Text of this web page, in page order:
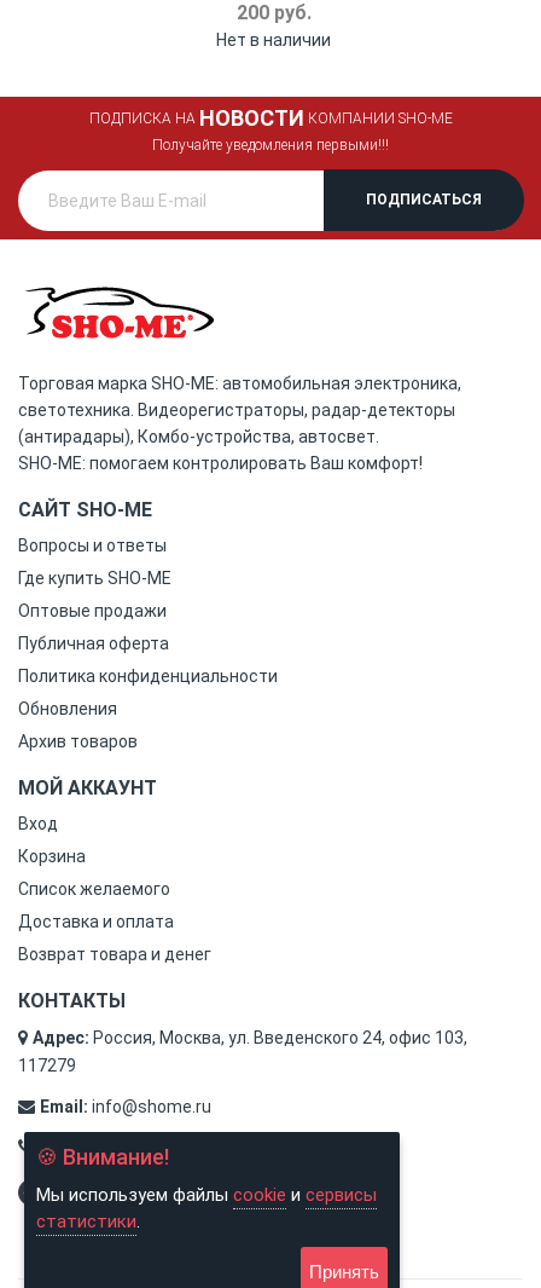
🍪 Внимание!
Мы используем файлы cookie и сервисы
статистики.
Принять
200 руб.
Нет в наличии
ПОДПИСКА НА НОВОСТИ КОМПАНИИ SHO-ME
Получайте уведомления первыми!!!
Торговая марка SHO-ME: автомобильная электроника,
светотехника. Видеорегистраторы, радар-детекторы
(антирадары), Комбо-устройства, автосвет.
SHO-ME: помогаем контролировать Ваш комфорт!
САЙТ SHO-ME
Вопросы и ответы
Где купить SHO-ME
Оптовые продажи
Публичная оферта
Политика конфиденциальности
Обновления
Архив товаров
МОЙ АККАУНТ
Вход
Корзина
Список желаемого
Доставка и оплата
Возврат товара и денег
КОНТАКТЫ
Адрес: Россия, Москва, ул. Введенского 24, офис 103,
117279
Email: info@shome.ru
Тел.: 8 (800) 500-31-78